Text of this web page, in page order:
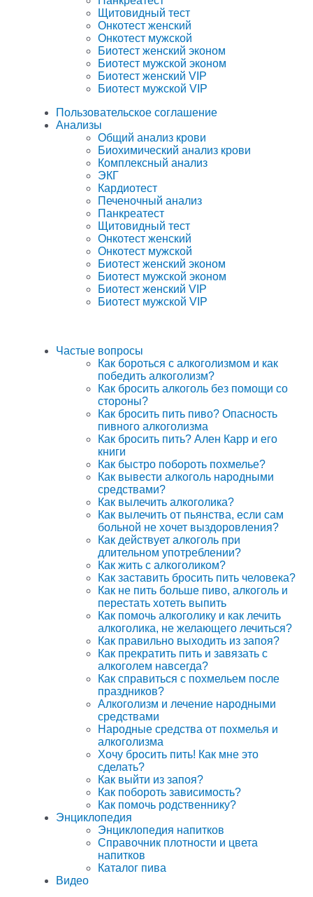
Щитовидный тест
Онкотест женский
Онкотест мужской
Биотест женский эконом
Биотест мужской эконом
Биотест женский VIP
Биотест мужской VIP
Пользовательское соглашение
Анализы
Общий анализ крови
Биохимический анализ крови
Комплексный анализ
ЭКГ
Кардиотест
Печеночный анализ
Панкреатест
Щитовидный тест
Онкотест женский
Онкотест мужской
Биотест женский эконом
Биотест мужской эконом
Биотест женский VIP
Биотест мужской VIP
Частые вопросы
Как бороться с алкоголизмом и как
победить алкоголизм?
Как бросить алкоголь без помощи со
стороны?
Как бросить пить пиво? Опасность
пивного алкоголизма
Как бросить пить? Ален Карр и его
книги
Как быстро побороть похмелье?
Как вывести алкоголь народными
средствами?
Как вылечить алкоголика?
Как вылечить от пьянства, если сам
больной не хочет выздоровления?
Как действует алкоголь при
длительном употреблении?
Как жить с алкоголиком?
Как заставить бросить пить человека?
Как не пить больше пиво, алкоголь и
перестать хотеть выпить
Как помочь алкоголику и как лечить
алкоголика, не желающего лечиться?
Как правильно выходить из запоя?
Как прекратить пить и завязать с
алкоголем навсегда?
Как справиться с похмельем после
праздников?
Алкоголизм и лечение народными
средствами
Народные средства от похмелья и
алкоголизма
Хочу бросить пить! Как мне это
сделать?
Как выйти из запоя?
Как побороть зависимость?
Как помочь родственнику?
Энциклопедия
Энциклопедия напитков
Справочник плотности и цвета
напитков
Каталог пива
Видео